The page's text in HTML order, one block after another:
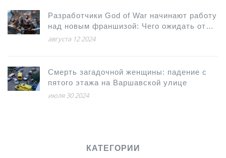
Разработчики God of War начинают работу
над новым франшизой: Чего ожидать от
создателей культовой игры
августа 12 2024
Смерть загадочной женщины: падение с
пятого этажа на Варшавской улице
июля 30 2024
КАТЕГОРИИ